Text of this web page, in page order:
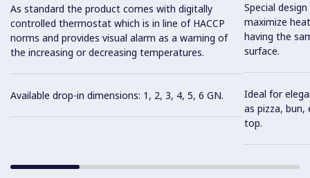
As standard the product comes with digitally
controlled thermostat which is in line of HACCP
norms and provides visual alarm as a warning of
the increasing or decreasing temperatures.
Available drop-in dimensions: 1, 2, 3, 4, 5, 6 GN.
Special
maximize
having the
surface.
Ideal for
as pizza,
top.